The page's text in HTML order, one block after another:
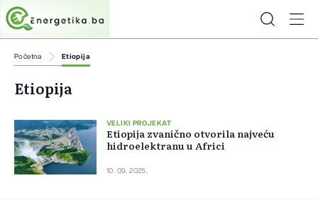
Početna Etiopija
Etiopija
VELIKI PROJEKAT
Etiopija zvanično otvorila najveću
hidroelektranu u Africi
10. 09. 2025.